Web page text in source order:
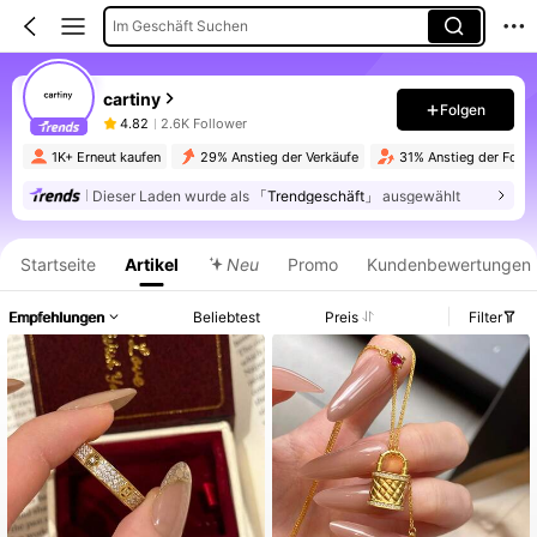
Im Geschäft Suchen
cartiny
4.82 2.6K Follower
Folgen
1K+ Erneut kaufen 29% Anstieg der Verkäufe 31% Anstieg der
Dieser Laden wurde als 「Trendgeschäft」 ausgewählt
Startseite Artikel Neu Promo Kundenbewertungen
Empfehlungen Beliebtest Preis Filter